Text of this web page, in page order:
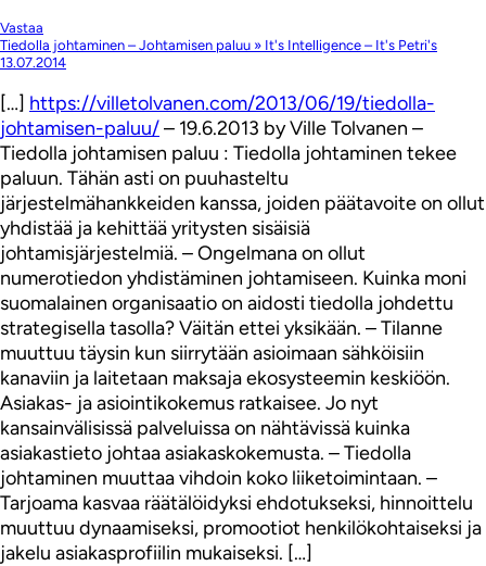
Vastaa
Tiedolla johtaminen – Johtamisen paluu » It's Intelligence – It's Petri's
13.07.2014
[…] https://villetolvanen.com/2013/06/19/tiedolla-
johtamisen-paluu/– 19.6.2013 by Ville Tolvanen –
Tiedolla johtamisen paluu : Tiedolla johtaminen tekee
paluun. Tähän asti on puuhasteltu
järjestelmähankkeiden kanssa, joiden päätavoite on ollut
yhdistää ja kehittää yritysten sisäisiä
johtamisjärjestelmiä. – Ongelmana on ollut
numerotiedon yhdistäminen johtamiseen. Kuinka moni
suomalainen organisaatio on aidosti tiedolla johdettu
strategisella tasolla? Väitän ettei yksikään. – Tilanne
muuttuu täysin kun siirrytään asioimaan sähköisiin
kanaviin ja laitetaan maksaja ekosysteemin keskiöön.
Asiakas- ja asiointikokemus ratkaisee. Jo nyt
kansainvälisissä palveluissa on nähtävissä kuinka
asiakastieto johtaa asiakaskokemusta. – Tiedolla
johtaminen muuttaa vihdoin koko liiketoimintaan. –
Tarjoama kasvaa räätälöidyksi ehdotukseksi, hinnoittelu
muuttuu dynaamiseksi, promootiot henkilökohtaiseksi ja
jakelu asiakasprofiilin mukaiseksi. […]